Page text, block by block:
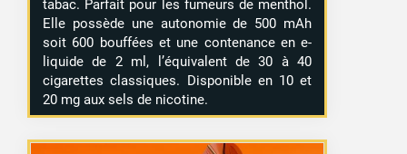
tabac. Parfait pour les fumeurs de menthol.
Elle possède une autonomie de 500 mAh
soit 600 bouffées et une contenance en e-
liquide de 2 ml, l’équivalent de 30 à 40
cigarettes classiques. Disponible en 10 et
20 mg aux sels de nicotine.